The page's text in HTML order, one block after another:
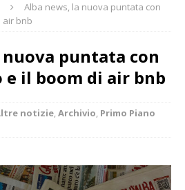
Alba news, la nuova puntata con
air bnb
puntata con
e il boom di air bnb
notizie,Archivio, Primo Piano